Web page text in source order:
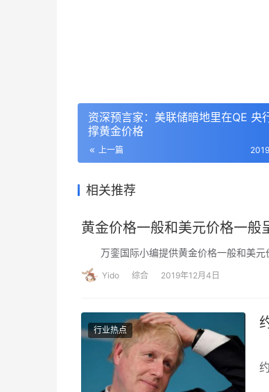
资深预言家：美联储暗地里在QE 央
撑黄金价格
上一篇
相关推荐
黄金价格一般和美元价格一般
万銮国际小编提供黄金价格一般和美
Yido 综合 2019年12月4日
行业热点